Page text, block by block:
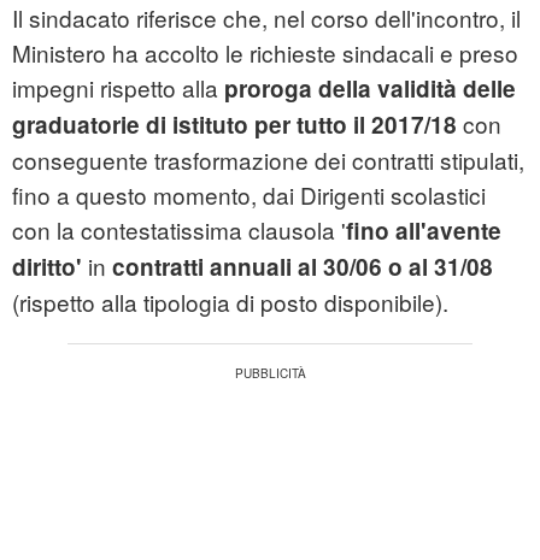
Il sindacato riferisce che, nel corso dell'incontro, il
Ministero ha accolto le richieste sindacali e preso
impegni rispetto alla proroga della validità delle
graduatorie di istituto per tutto il 2017/18 con
conseguente trasformazione dei contratti stipulati,
fino a questo momento, dai Dirigenti scolastici
con la contestatissima clausola 'fino all'avente
diritto' in contratti annuali al 30/06 o al 31/08
(rispetto alla tipologia di posto disponibile).